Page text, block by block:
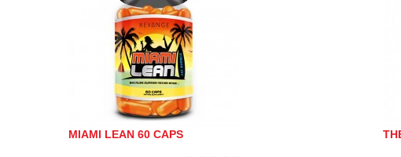
MIAMI LEAN 60 CAPS